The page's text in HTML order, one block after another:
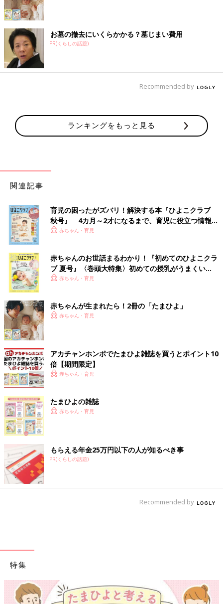
お墓の撤去にいくらかかる？墓じまい費用
PR(くらしの話題)
Recommended by
ランキングをもっと見る
関連記事
育児の困ったがズバリ！解決する本『ひよこクラブ
秋号』 4カ月～2才になるまで、育児に役立つ情報が
いっぱい！
赤ちゃん・育児
赤ちゃんのお世話まるわかり！『初めてのひよこクラ
ブ 夏号』〈巻頭大特集〉初めての授乳がうまくい
く！ おっぱい・ミルクの基本と夏のトラブル 解決テ
赤ちゃん・育児
赤ちゃんが生まれたら！2冊の「たまひよ」
赤ちゃん・育児
アカチャンホンポでたまひよ雑誌を買うとポイント10
倍【期間限定】
赤ちゃん・育児
たまひよの雑誌
赤ちゃん・育児
もらえる年金25万円以下の人が知るべき事
PR(くらしの話題)
Recommended by
特集